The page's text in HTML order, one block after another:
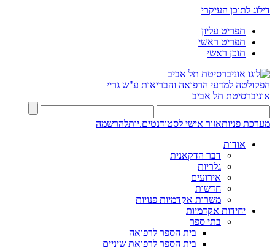
דילוג לתוכן העיקרי
תפריט עליון
תפריט ראשי
תוכן ראשי
הפקולטה למדעי הרפואה והבריאות ע"ש גריי
אוניברסיטת תל אביב
מערכת פניותאזור אישי לסטודנטים.יותלהרשמה
אודות
דבר הדקאנית
גלריות
אירועים
חדשות
משרות אקדמיות פנויות
יחידות אקדמיות
בתי ספר
בית הספר לרפואה
בית הספר לרפואת שיניים